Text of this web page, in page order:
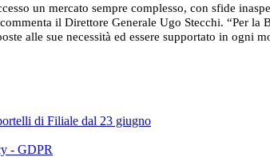
un mercato sempre complesso, con sfide
il Direttore Generale Ugo Stecchi. “Per
alle sue necessità ed essere supportato in ogni
di Filiale dal 23 giugno
- GDPR